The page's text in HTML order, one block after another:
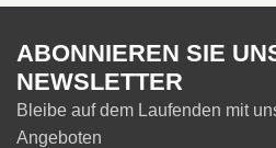
ABONNIEREN SIE
NEWSLETTER
Bleibe auf dem Laufenden mit
Angeboten